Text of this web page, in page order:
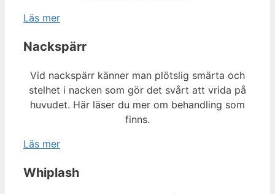
Läs mer
Nackspärr
Vid nackspärr känner man plötslig smärta och
stelhet i nacken som gör det svårt att vrida på
huvudet. Här läser du mer om behandling som
finns.
Läs mer
Whiplash